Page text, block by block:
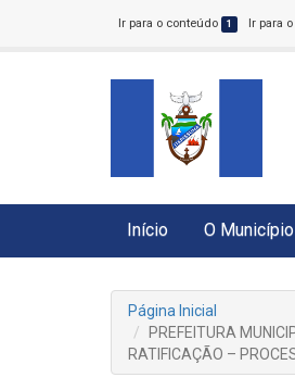
Ir para o conteúdo 1 Ir para
Início O Município
Página Inicial
PREFEITURA
RATIFICAÇÃO –